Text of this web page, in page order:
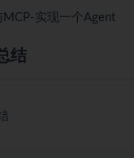
MCP-实现一个Agent
结